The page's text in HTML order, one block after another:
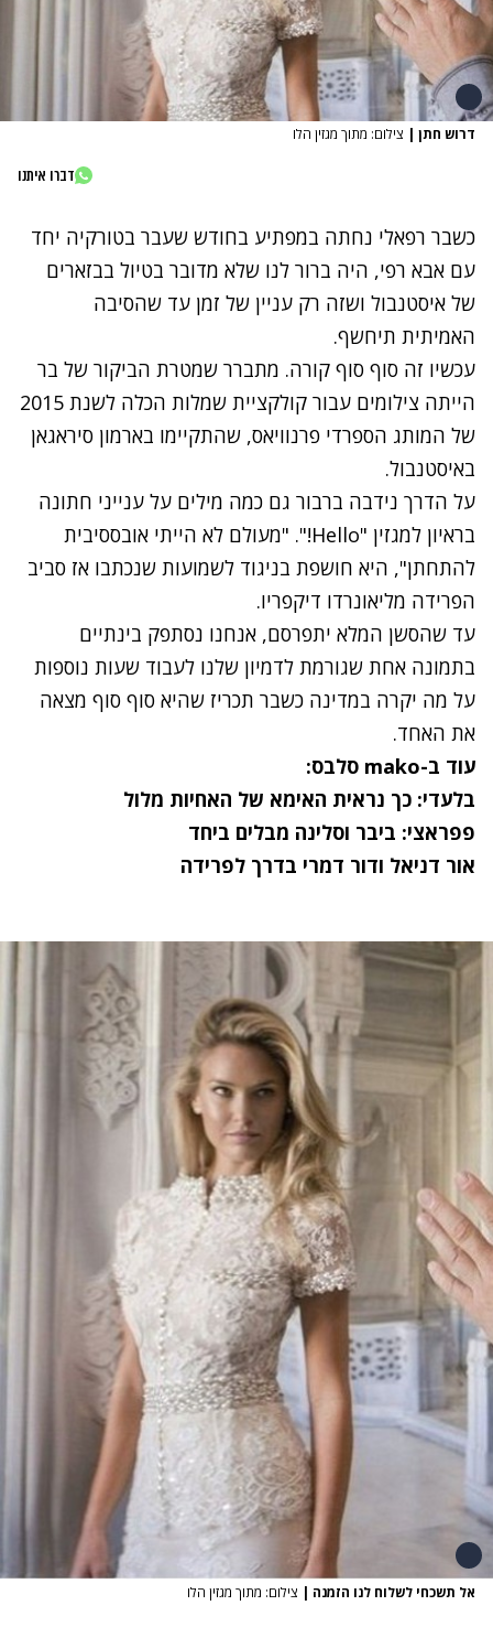
דרוש חתן | צילום: מתוך מגזין הלו
דברו איתנו
כשבר רפאלי נחתה במפתיע בחודש שעבר בטורקיה יחד
עם אבא רפי, היה ברור לנו שלא מדובר בטיול בבזארים
של איסטנבול ושזה רק עניין של זמן עד שהסיבה
האמיתית תיחשף.
עכשיו זה סוף סוף קורה. מתברר שמטרת הביקור של בר
הייתה צילומים עבור קולקציית שמלות הכלה לשנת 2015
של המותג הספרדי פרנוויאס, שהתקיימו בארמון סיראגאן
באיסטנבול.
על הדרך נידבה ברבור גם כמה מילים על ענייני חתונה
בראיון למגזין "Hello!". "מעולם לא הייתי אובססיבית
להתחתן", היא חושפת בניגוד לשמועות שנכתבו אז סביב
הפרידה מליאונרדו דיקפריו.
עד שהסשן המלא יתפרסם, אנחנו נסתפק בינתיים
בתמונה אחת שגורמת לדמיון שלנו לעבוד שעות נוספות
על מה יקרה במדינה כשבר תכריז שהיא סוף סוף מצאה
את האחד.
עוד ב-mako סלבס:
בלעדי: כך נראית האימא של האחיות מלול
פפראצי: ביבר וסלינה מבלים ביחד
אור דניאל ודור דמרי בדרך לפרידה
אל תשכחי לשלוח לנו הזמנה | צילום: מתוך מגזין הלו